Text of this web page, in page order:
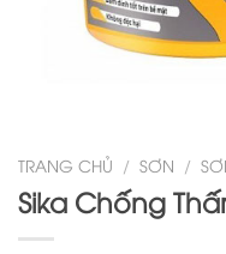
TRANG CHỦ / SƠN /
Sika Chống